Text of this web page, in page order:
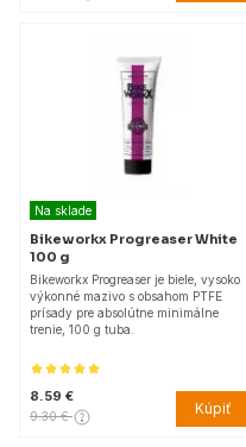
Na sklade
Bikeworkx Progreaser White
100 g
Bikeworkx Progreaser je biele, vysoko
výkonné mazivo s obsahom PTFE
prísady pre absolútne minimálne
trenie, 100 g tuba.
8.59 €
9.30 € Kúpiť